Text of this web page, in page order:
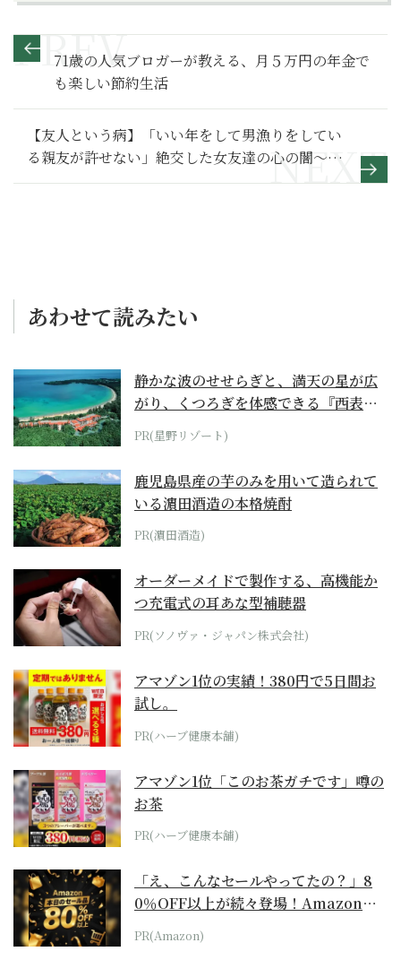
71歳の人気ブロガーが教える、月５万円の年金で
も楽しい節約生活
【友人という病】「いい年をして男漁りをしてい
る親友が許せない」絶交した女友達の心の闇～そ
の２～
あわせて読みたい
静かな波のせせらぎと、満天の星が広
がり、くつろぎを体感できる『西表島
ホテル by...
PR(星野リゾート)
鹿児島県産の芋のみを用いて造られて
いる濵田酒造の本格焼酎
PR(濵田酒造)
オーダーメイドで製作する、高機能か
つ充電式の耳あな型補聴器
PR(ソノヴァ・ジャパン株式会社)
アマゾン1位の実績！380円で5日間お
試し。
PR(ハーブ健康本舗)
アマゾン1位「このお茶ガチです」噂の
お茶
PR(ハーブ健康本舗)
「え、こんなセールやってたの？」8
0％OFF以上が続々登場！Amazonの
本気が...
PR(Amazon)